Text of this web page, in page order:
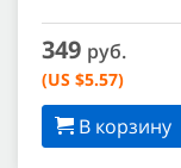
349 руб.
(US $5.57)
В корзину